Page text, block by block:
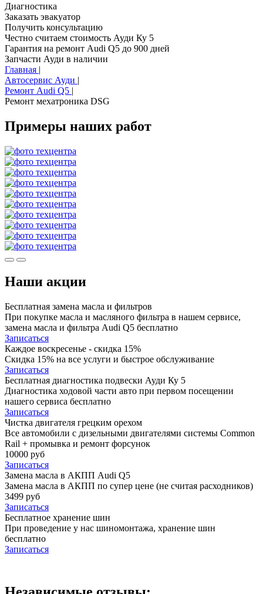
Диагностика
Заказать эвакуатор
Получить консультацию
Честно считаем стоимость Ауди Ку 5
Гарантия на ремонт Audi Q5 до 900 дней
Запчасти Ауди в наличии
Главная |
Автосервис Ауди |
Ремонт Audi Q5 |
Ремонт мехатроника DSG
Примеры наших работ
Наши акции
Бесплатная замена масла и фильтров
При покупке масла и масляного фильтра в нашем сервисе,
замена масла и фильтра Audi Q5 бесплатно
Записаться
Каждое воскресенье - скидка 15%
Скидка 15% на все услуги и быстрое обслуживание
Записаться
Бесплатная диагностика подвески Ауди Ку 5
Диагностика ходовой части авто при первом посещении
нашего сервиса бесплатно
Записаться
Чистка двигателя грецким орехом
Все автомобили c дизельными двигателями системы Common
Rail + промывка и ремонт форсунок
10000 руб
Записаться
Замена масла в АКПП Audi Q5
Замена масла в АКПП по супер цене (не считая расходников)
3499 руб
Записаться
Бесплатное хранение шин
При проведение у нас шиномонтажа, хранение шин
бесплатно
Записаться